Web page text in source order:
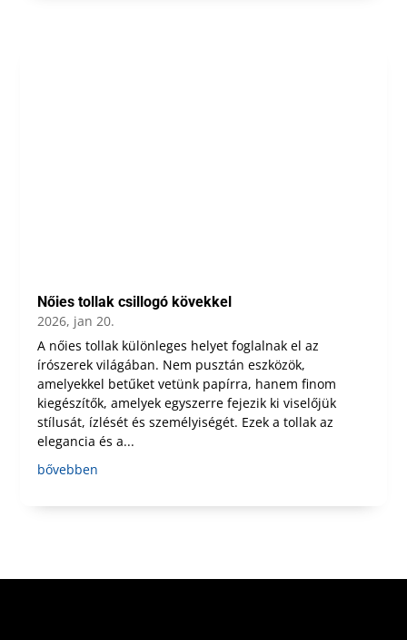
Nőies tollak csillogó kövekkel
2026, jan 20.
A nőies tollak különleges helyet foglalnak el az
írószerek világában. Nem pusztán eszközök,
amelyekkel betűket vetünk papírra, hanem finom
kiegészítők, amelyek egyszerre fejezik ki viselőjük
stílusát, ízlését és személyiségét. Ezek a tollak az
elegancia és a...
bővebben